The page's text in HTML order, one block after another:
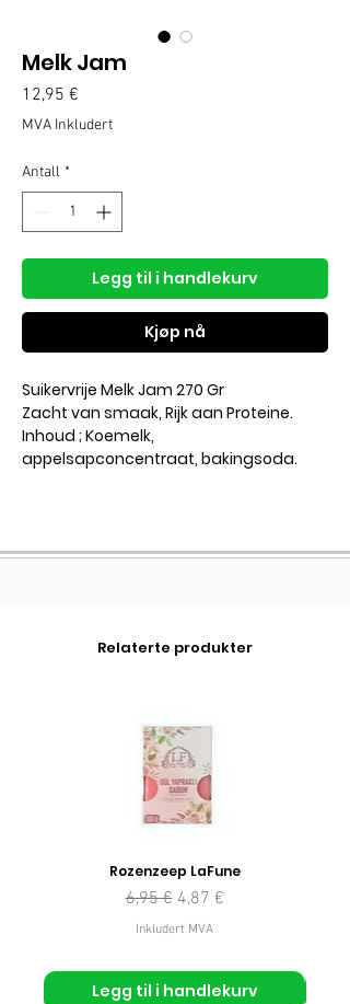
Melk Jam
12,95 €
MVA Inkludert
Antall *
Legg til i handlekurv
Kjøp nå
Suikervrije Melk Jam 270 Gr
Zacht van smaak, Rijk aan Proteine.
Inhoud ; Koemelk,
appelsapconcentraat, bakingsoda.
Relaterte produkter
Rozenzeep LaFune
Vanlig pris
6,95 € Salgspris
4,87 €
Inkludert MVA
Legg til i handlekurv